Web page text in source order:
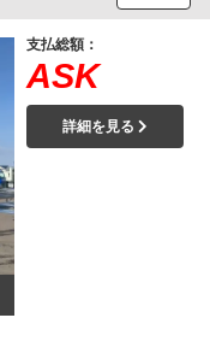
支払総額：
ASK
詳細を見る